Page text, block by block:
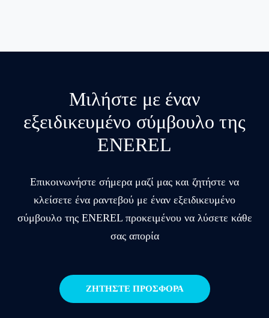
Μιλήστε με έναν
εξειδικευμένο σύμβουλο της
ENEREL
Επικοινωνήστε σήμερα μαζί μας και ζητήστε να
κλείσετε ένα ραντεβού με έναν εξειδικευμένο
σύμβουλο της ENEREL προκειμένου να λύσετε κάθε
σας απορία
ΖΗΤΗΣΤΕ ΠΡΟΣΦΟΡΑ